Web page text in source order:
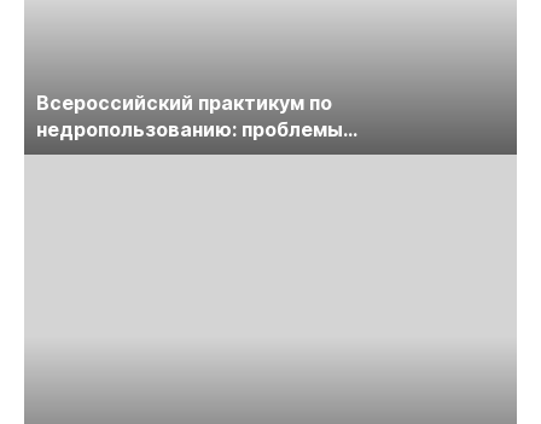
Всероссийский практикум по
недропользованию: проблемы
лицензирования, цифровизации, экспертизы